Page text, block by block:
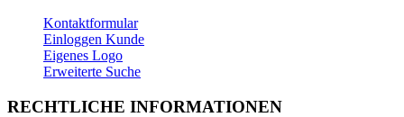
Kontaktformular
Einloggen Kunde
Eigenes Logo
Erweiterte Suche
RECHTLICHE INFORMATIONEN